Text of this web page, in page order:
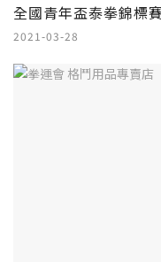
全國青年盃泰拳錦標賽
2021-03-28